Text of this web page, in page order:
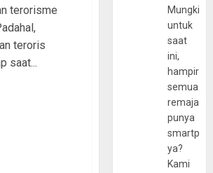
terorisme
teroris
saat...
Mungkin
untuk
saat
ini,
hampir
semua
remaja
punya
ya?
Kami